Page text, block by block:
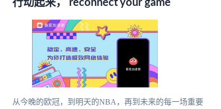
行动起来， reconnect your game
从今晚的欧冠，到明天的NBA，再到未来的每一场重要